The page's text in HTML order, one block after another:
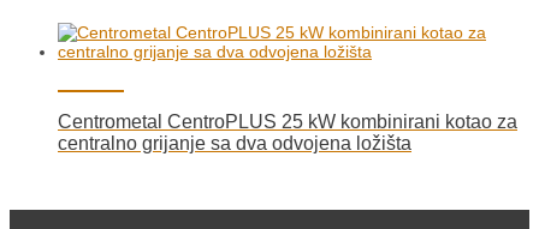
Centrometal CentroPLUS 25 kW kombinirani kotao za
centralno grijanje sa dva odvojena ložišta